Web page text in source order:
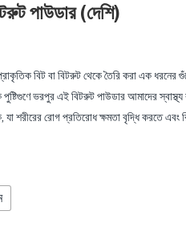
পাউডার (দেশি)
বিট বা বিটরুট থেকে তৈরি করা এক ধরনের গুঁড়ো,
ভরপুর এই বিটরুট পাউডার আমাদের স্বাস্থ্য
যা শরীরের রোগ প্রতিরোধ ক্ষমতা বৃদ্ধি করতে এবং